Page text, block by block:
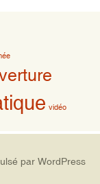
vidéo
par WordPress